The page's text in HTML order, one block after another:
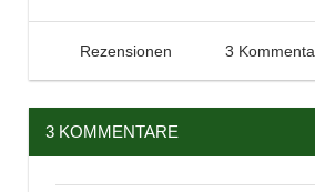
2. Februar 2014
Tintenhain
Rezensionen 3
3 KOMMENTARE